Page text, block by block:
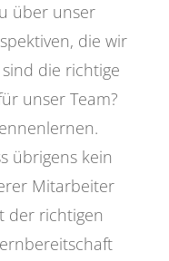
über unser
die wir
die richtige
unser Team?
übrigens kein
Mitarbeiter
der richtigen